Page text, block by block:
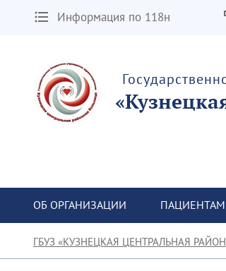
Информация по 118н
ОБ ОРГАНИЗАЦИИ ПАЦИЕНТАМ
ГБУЗ «КУЗНЕЦКАЯ ЦЕНТРАЛЬНАЯ